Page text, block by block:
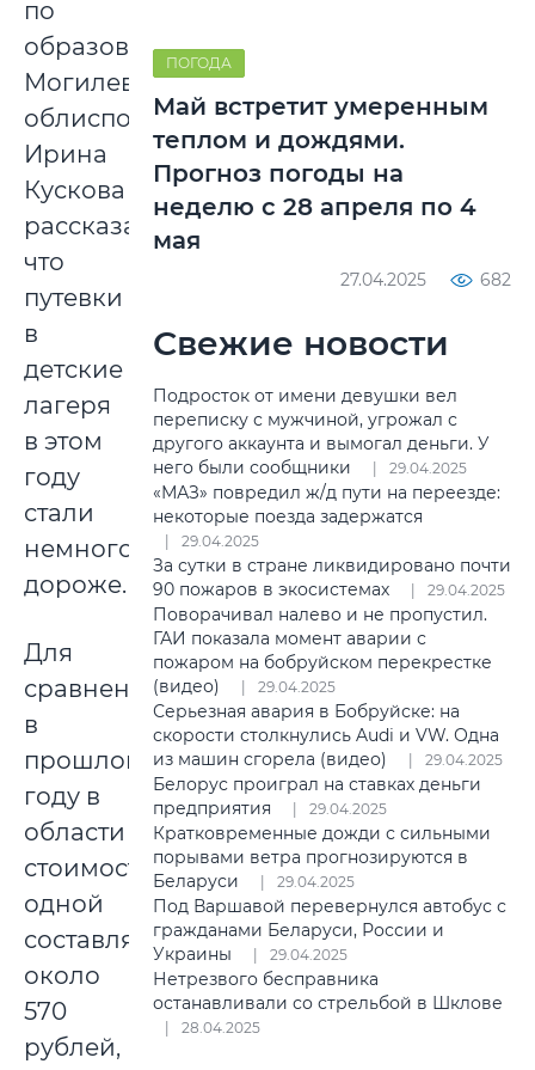
по
образованию
Могилевского
облисполкома
Ирина
Кускова
рассказала,
что
путевки
в
детские
лагеря
в этом
году
стали
немного
дороже.
Для
сравнения:
в
прошлом
году в
области
стоимость
одной
составляла
около
570
рублей,
ПОГОДА
Май встретит умеренным
теплом и дождями.
Прогноз погоды на
неделю с 28 апреля по 4
мая
27.04.2025 682
Свежие новости
Подросток от имени девушки вел
переписку с мужчиной, угрожал с
другого аккаунта и вымогал деньги. У
него были сообщники
29.04.2025
«МАЗ» повредил ж/д пути на переезде:
некоторые поезда задержатся
29.04.2025
За сутки в стране ликвидировано почти
90 пожаров в экосистемах
29.04.2025
Поворачивал налево и не пропустил.
ГАИ показала момент аварии с
пожаром на бобруйском перекрестке
(видео)
29.04.2025
Серьезная авария в Бобруйске: на
скорости столкнулись Audi и VW. Одна
из машин сгорела (видео)
29.04.2025
Белорус проиграл на ставках деньги
предприятия
29.04.2025
Кратковременные дожди с сильными
порывами ветра прогнозируются в
Беларуси
29.04.2025
Под Варшавой перевернулся автобус с
гражданами Беларуси, России и
Украины
29.04.2025
Нетрезвого бесправника
останавливали со стрельбой в Шклове
28.04.2025